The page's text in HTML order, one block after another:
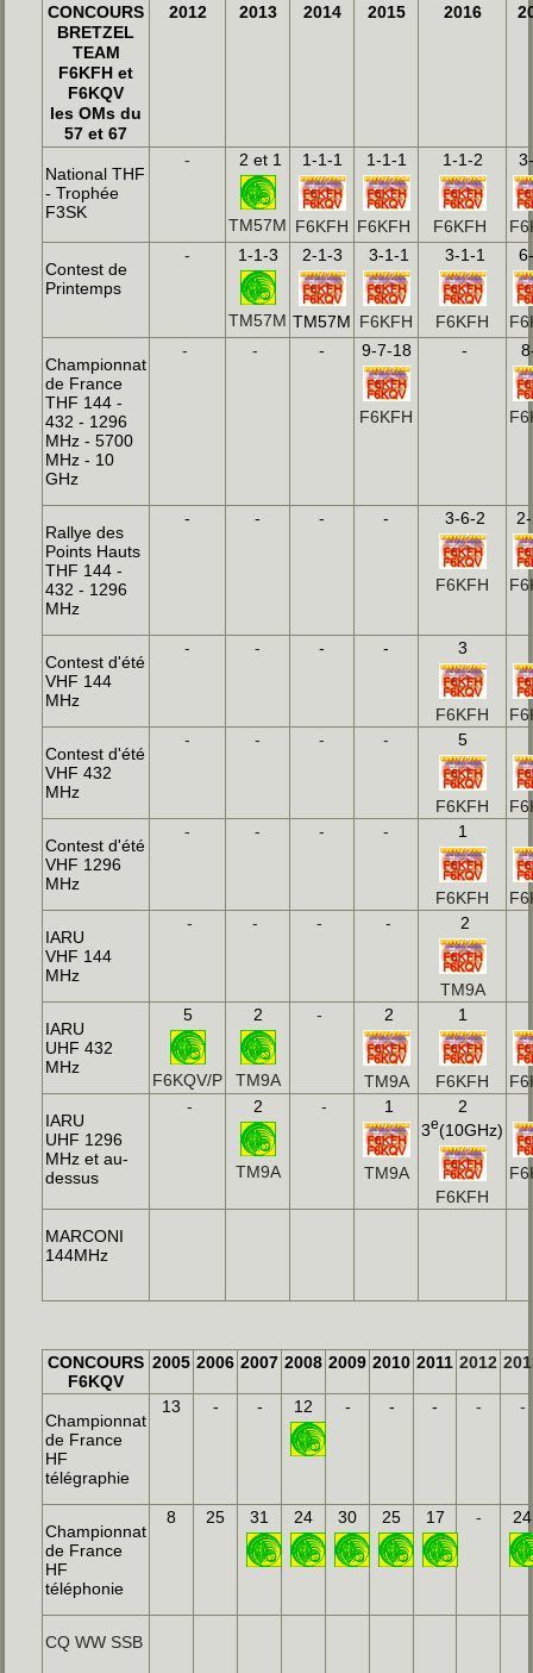
CONCOURS
BRETZEL
TEAM
F6KFH et
F6KQV
les OMs du
57 et 67
2012 2013 2014 2015 2016
National THF
- Trophée
F3SK
- 2 et 1
TM57M
1-1-1
F6KFH
1-1-1
F6KFH
1-1-2
F6KFH
Contest de
Printemps
- 1-1-3
TM57M
2-1-3
TM57M
3-1-1
F6KFH
3-1-1
F6KFH
Championnat
de France
THF 144 -
432 - 1296
MHz - 5700
MHz - 10
GHz
- - - 9-7-18
F6KFH
-
Rallye des
Points Hauts
THF 144 -
432 - 1296
MHz
- - - - 3-6-2
F6KFH
Contest d'été
VHF 144
MHz
- - - - 3
F6KFH
Contest d'été
VHF 432
MHz
- - - - 5
F6KFH
Contest d'été
VHF 1296
MHz
- - - - 1
F6KFH
IARU
VHF 144
MHz
- - - - 2
TM9A
IARU
UHF 432
MHz
5
F6KQV/P
2
TM9A
- 2
TM9A
1
F6KFH
IARU
UHF 1296
MHz et au-
dessus
- 2
TM9A
- 1
TM9A
2
3e(10GHz)
F6KFH
MARCONI
144MHz
CONCOURS
F6KQV
2005 2006 2007 2008 2009 2010 2011 2012
Championnat
de France
HF
télégraphie
13 - - 12 - - - - -
Championnat
de France
HF
téléphonie
8 25 31 24 30 25 17 - 24
CQ WW SSB